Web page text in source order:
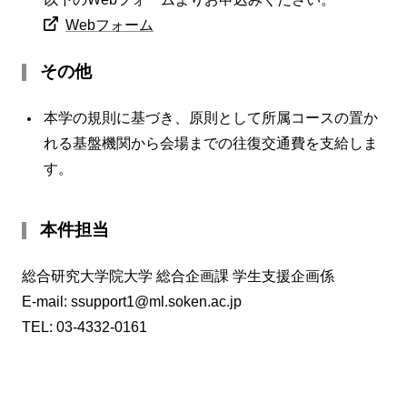
Webフォーム
その他
本学の規則に基づき、原則として所属コースの置か
れる基盤機関から会場までの往復交通費を支給しま
す。
本件担当
総合研究大学院大学 総合企画課 学生支援企画係
E-mail: ssupport1@ml.soken.ac.jp
TEL: 03-4332-0161